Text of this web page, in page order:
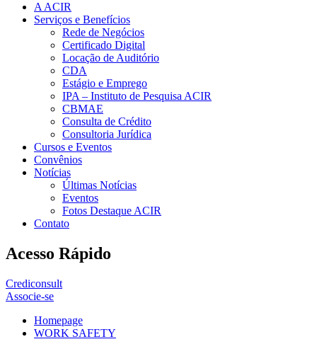
A ACIR
Serviços e Benefícios
Rede de Negócios
Certificado Digital
Locação de Auditório
CDA
Estágio e Emprego
IPA – Instituto de Pesquisa ACIR
CBMAE
Consulta de Crédito
Consultoria Jurídica
Cursos e Eventos
Convênios
Notícias
Últimas Notícias
Eventos
Fotos Destaque ACIR
Contato
Acesso Rápido
Crediconsult
Associe-se
Homepage
WORK SAFETY